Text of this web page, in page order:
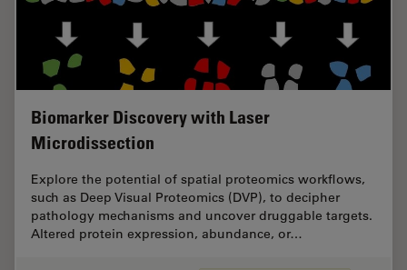
Biomarker Discovery with Laser
Microdissection
Explore the potential of spatial proteomics workflows,
such as Deep Visual Proteomics (DVP), to decipher
pathology mechanisms and uncover druggable targets.
Altered protein expression, abundance, or…